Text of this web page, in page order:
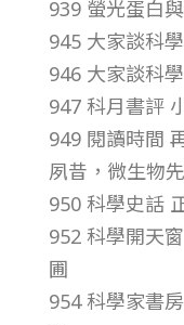
號
第
4
6
8
939 螢光蛋白
945 大家談科
946 大家談科
947 科月書評
949 閱讀時間
夙昔，微生物
950 科學史話
952 科學開天
圃
954 科學家書